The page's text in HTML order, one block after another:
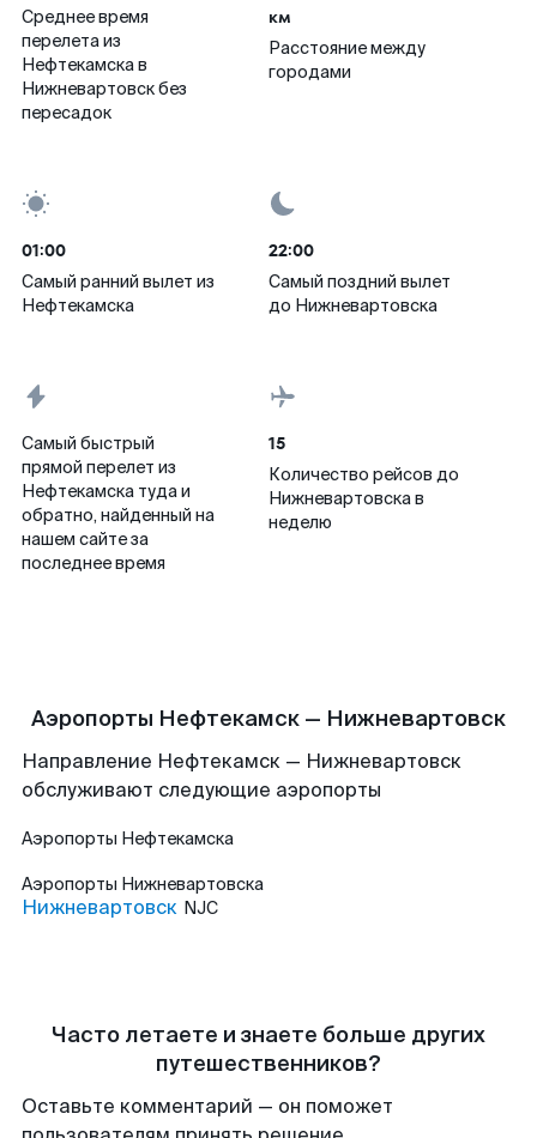
Среднее время
перелета из
Нефтекамска в
Нижневартовск без
пересадок
км
Расстояние между
городами
01:00
Самый ранний вылет из
Нефтекамска
22:00
Самый поздний вылет
до Нижневартовска
Самый быстрый
прямой перелет из
Нефтекамска туда и
обратно, найденный на
нашем сайте за
последнее время
15
Количество рейсов до
Нижневартовска в
неделю
Аэропорты Нефтекамск — Нижневартовск
Направление Нефтекамск — Нижневартовск
обслуживают следующие аэропорты
Аэропорты Нефтекамска
Аэропорты Нижневартовска
Нижневартовск NJC
Часто летаете и знаете больше других
путешественников?
Оставьте комментарий — он поможет